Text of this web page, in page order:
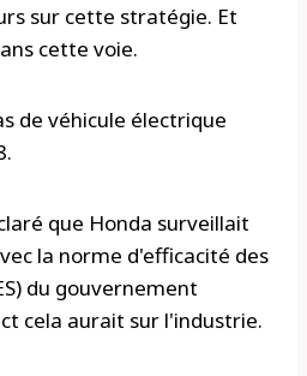
sur cette stratégie. Et
cette voie.
de véhicule électrique
que Honda surveillait
la norme d'efficacité des
du gouvernement
cela aurait sur l'industrie.